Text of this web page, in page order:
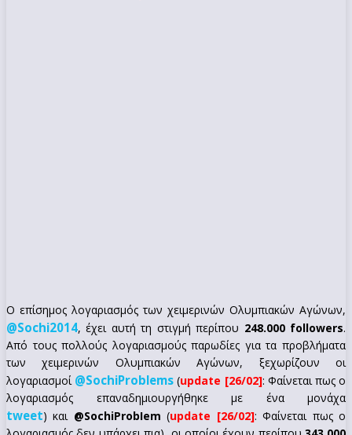
Ο επίσημος λογαριασμός των χειμερινών Ολυμπιακών Αγώνων,
@Sochi2014, έχει αυτή τη στιγμή περίπου 248.000 followers.
Από τους πολλούς λογαριασμούς παρωδίες για τα προβλήματα
των χειμερινών Ολυμπιακών Αγώνων, ξεχωρίζουν οι
λογαριασμοί @SochiProblems (update [26/02]: Φαίνεται πως ο
λογαριασμός επαναδημιουργήθηκε με ένα μονάχα
tweet) και @SochiProbIem (update [26/02]: Φαίνεται πως ο